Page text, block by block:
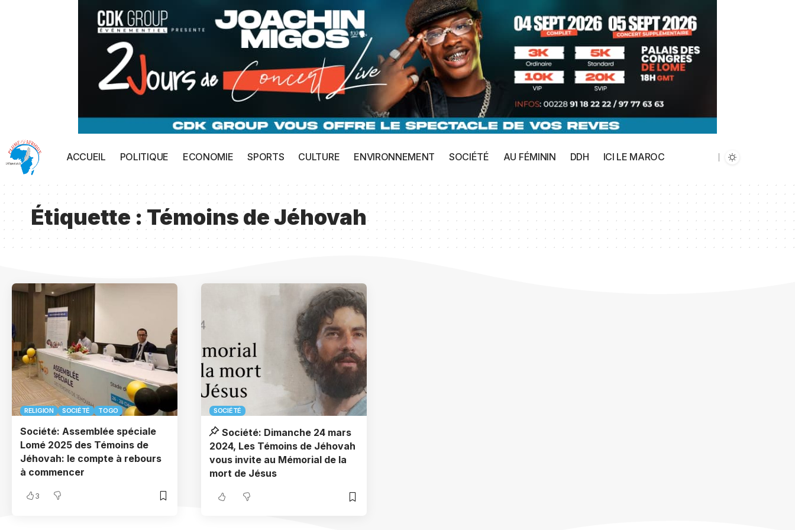
ACCUEIL POLITIQUE ECONOMIE SPORTS CULTURE ENVIRONNEMENT SOCIÉTÉ AU FÉMININ DDH ICI LE MAROC
Étiquette :Témoins de Jéhovah
RELIGION SOCIÉTÉ TOGO
Société: Assemblée spéciale
Lomé 2025 des Témoins de
Jéhovah: le compte à rebours
à commencer
3
SOCIÉTÉ
Société: Dimanche 24 mars
2024, Les Témoins de Jéhovah
vous invite au Mémorial de la
mort de Jésus